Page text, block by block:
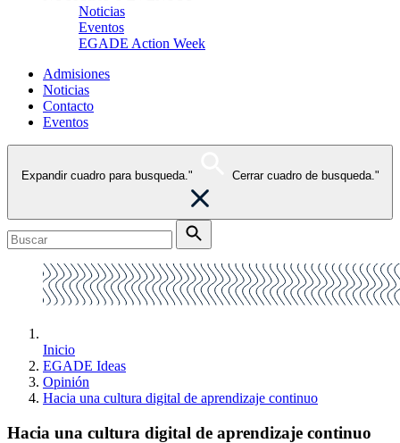
Noticias
Eventos
EGADE Action Week
Admisiones
Noticias
Contacto
Eventos
Expandir cuadro para busqueda." Cerrar cuadro de busqueda."
Inicio
EGADE Ideas
Opinión
Hacia una cultura digital de aprendizaje continuo
Hacia una cultura digital de aprendizaje continuo